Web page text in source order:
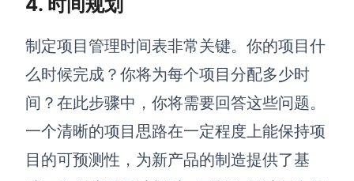
制定项目管理时间表非常关键。你的项目什
么时候完成？你将为每个项目分配多少时
间？在此步骤中，你将需要回答这些问题。
一个清晰的项目思路在一定程度上能保持项
目的可预测性，为新产品的制造提供了基